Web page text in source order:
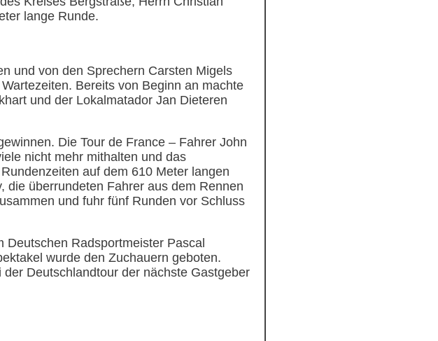
lange Runde.
und von den Sprechern Carsten Migels
Bereits von Beginn an machte
und der Lokalmatador Jan Dieteren
Die Tour de France – Fahrer John
nicht mehr mithalten und das
auf dem 610 Meter langen
die überrundeten Fahrer aus dem Rennen
und fuhr fünf Runden vor Schluss
Radsportmeister Pascal
wurde den Zuchauern geboten.
Deutschlandtour der nächste Gastgeber